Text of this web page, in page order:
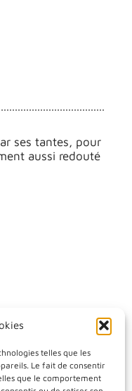
telles que les
Le fait de consentir
que le comportement
ses tantes, pour
aussi redouté
Melusina